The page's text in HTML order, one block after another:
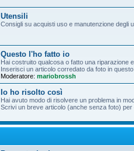
Utensili
Consigli su acquisti uso e manutenzione degli
Questo l'ho fatto io
Hai costruito qualcosa o fatto una riparazione
Inserisci un articolo corredato da foto in
Moderatore: mariobrossh
Io ho risolto così
Hai avuto modo di risolvere un problema in
Scrivi un breve articolo (anche senza foto) per